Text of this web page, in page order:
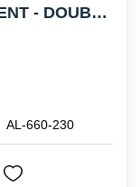
BEAUZELLE - GRAND T3 RÉCENT - DOUBLE PLACE DE PARKING
AL-660-230